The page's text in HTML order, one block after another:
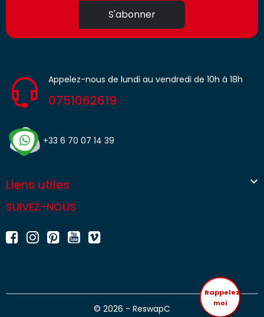
S'abonner
Appelez-nous de lundi au vendredi de 10h à 18h
0751062619
+33 6 70 07 14 39
Liens utiles 
SUIVEZ-NOUS
© 2026 - ReswapC
Rappelez
moi